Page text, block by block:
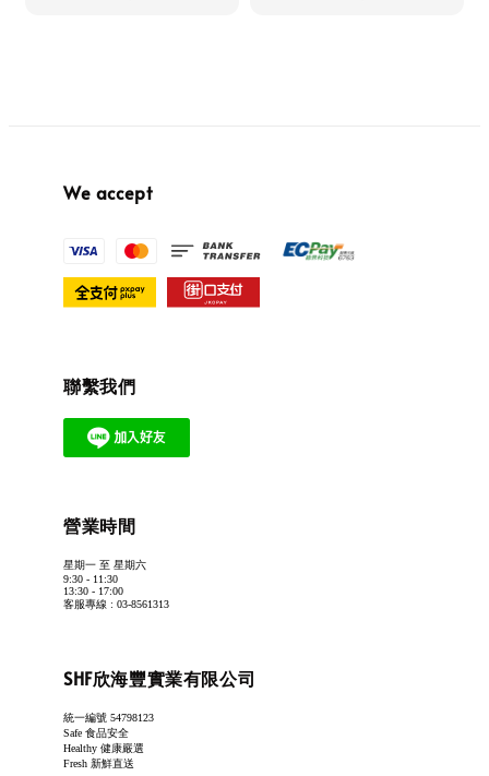
We accept
聯繫我們
營業時間
星期一 至 星期六
9:30 - 11:30
13:30 - 17:00
客服專線 : 03-8561313
SHF欣海豐實業有限公司
統一編號 54798123
Safe 食品安全
Healthy 健康嚴選
Fresh 新鮮直送